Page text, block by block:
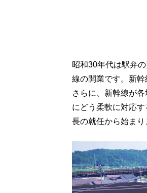
昭和30年代は駅弁
線の開業です。新
さらに、新幹線が
にどう柔軟に対応
長の就任から始まり